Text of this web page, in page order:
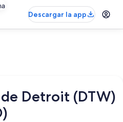
Descargar la app
Detroit (DTW)